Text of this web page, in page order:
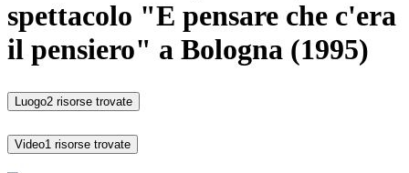
spettacolo "E pensare che c'era
il pensiero" a Bologna (1995)
Luogo2 risorse trovate
Video1 risorse trovate